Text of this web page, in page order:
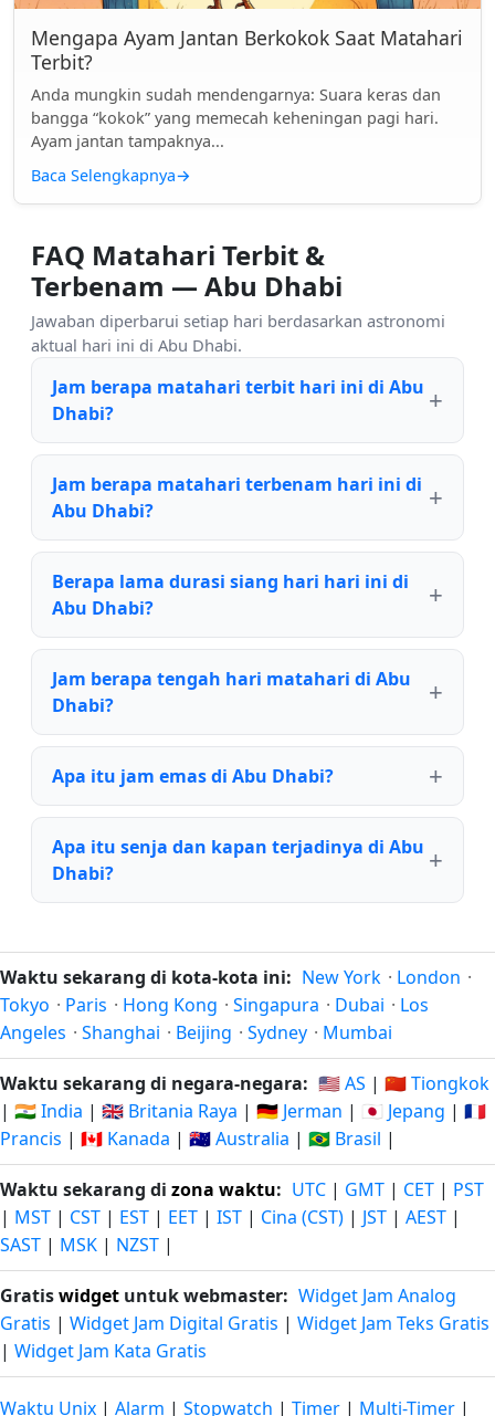
Mengapa Ayam Jantan Berkokok Saat Matahari
Terbit?
Anda mungkin sudah mendengarnya: Suara keras dan
bangga “kokok” yang memecah keheningan pagi hari.
Ayam jantan tampaknya...
Baca Selengkapnya→
FAQ Matahari Terbit &
Terbenam — Abu Dhabi
Jawaban diperbarui setiap hari berdasarkan astronomi
aktual hari ini di Abu Dhabi.
Jam berapa matahari terbit hari ini di Abu
Dhabi?
Jam berapa matahari terbenam hari ini di
Abu Dhabi?
Berapa lama durasi siang hari hari ini di
Abu Dhabi?
Jam berapa tengah hari matahari di Abu
Dhabi?
Apa itu jam emas di Abu Dhabi?
Apa itu senja dan kapan terjadinya di Abu
Dhabi?
Waktu sekarang di kota-kota ini: New York · London ·
Tokyo · Paris · Hong Kong · Singapura · Dubai · Los
Angeles · Shanghai · Beijing · Sydney · Mumbai
Waktu sekarang di negara-negara: 🇺🇸 AS | 🇨🇳 Tiongkok
| 🇮🇳 India | 🇬🇧 Britania Raya | 🇩🇪 Jerman | 🇯🇵 Jepang | 🇫🇷
Prancis | 🇨🇦 Kanada | 🇦🇺 Australia | 🇧🇷 Brasil |
Waktu sekarang di zona waktu: UTC | GMT | CET | PST
| MST | CST | EST | EET | IST | Cina (CST) | JST | AEST |
SAST | MSK | NZST |
Gratiswidget untuk webmaster: Widget Jam Analog
Gratis | Widget Jam Digital Gratis | Widget Jam Teks Gratis
| Widget Jam Kata Gratis
Waktu Unix | Alarm | Stopwatch | Timer | Multi-Timer |